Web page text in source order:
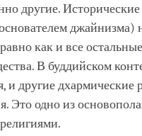
другие.
джайнизма)
как и все
В буддийском
и другие дхармические
Это одно из